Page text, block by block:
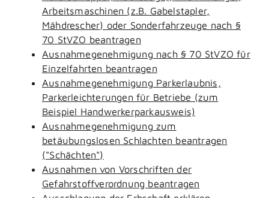
Arbeitsmaschinen (z.B. Gabelstapler,
Mähdrescher) oder Sonderfahrzeuge nach §
70 StVZO beantragen
Ausnahmegenehmigung nach § 70 StVZO für
Einzelfahrten beantragen
Ausnahmegenehmigung Parkerlaubnis,
Parkerleichterungen für Betriebe (zum
Beispiel Handwerkerparkausweis)
Ausnahmegenehmigung zum
betäubungslosen Schlachten beantragen
("Schächten")
Ausnahmen von Vorschriften der
Gefahrstoffverordnung beantragen